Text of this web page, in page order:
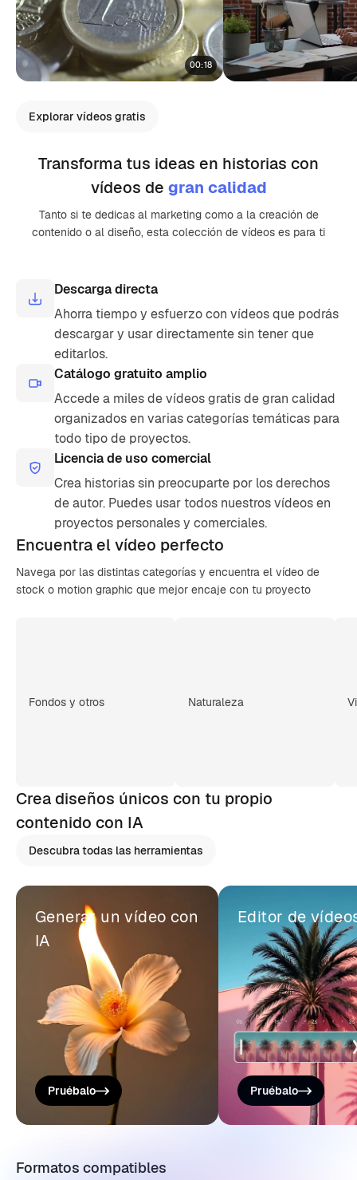
00:18
Explorar vídeos gratis
Transforma tus ideas en historias con
vídeos de gran calidad
Tanto si te dedicas al marketing como a la creación de
contenido o al diseño, esta colección de vídeos es para ti
Descarga directa
Ahorra tiempo y esfuerzo con vídeos que podrás
descargar y usar directamente sin tener que
editarlos.
Catálogo gratuito amplio
Accede a miles de vídeos gratis de gran calidad
organizados en varias categorías temáticas para
todo tipo de proyectos.
Licencia de uso comercial
Crea historias sin preocuparte por los derechos
de autor. Puedes usar todos nuestros vídeos en
proyectos personales y comerciales.
Encuentra elvídeo perfecto
Navega por las distintas categorías y encuentra el vídeo de
stock o motion graphic que mejor encaje con tu proyecto
Fondos y otros Naturaleza
Crea diseños únicos con tu propio
contenido con IA
Descubra todas las herramientas
Generar un vídeo con
IA
Pruébalo
Editor de
Pruébalo
Formatos compatibles